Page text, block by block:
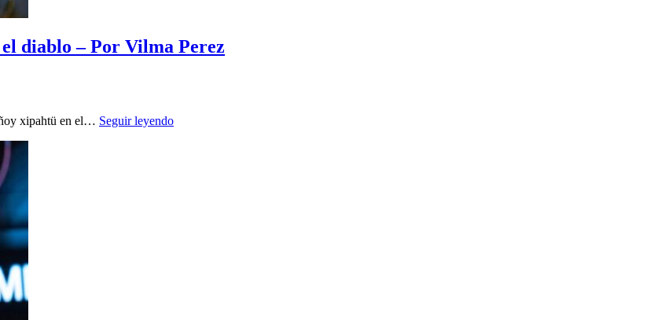
diablo – Por Vilma Perez
xipahtü en el… Seguir leyendo